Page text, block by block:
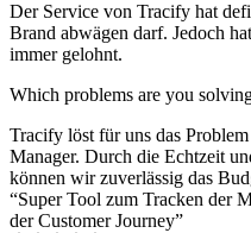
Der Service von Tracify hat
Brand abwägen darf. Jedoch
immer gelohnt.
Which problems are you
Tracify löst für uns das
Manager. Durch die Echtzeit
können wir zuverlässig das
“Super Tool zum Tracken der
der Customer Journey”